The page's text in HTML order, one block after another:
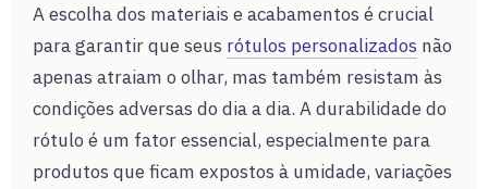
A escolha dos materiais e acabamentos é crucial
para garantir que seus rótulos personalizados não
apenas atraiam o olhar, mas também resistam às
condições adversas do dia a dia. A durabilidade do
rótulo é um fator essencial, especialmente para
produtos que ficam expostos à umidade, variações